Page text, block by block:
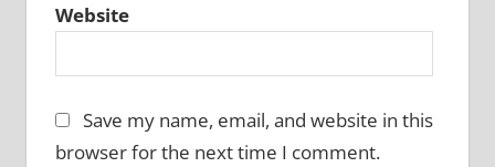
Website
Save my name, email, and website in this
browser for the next time I comment.